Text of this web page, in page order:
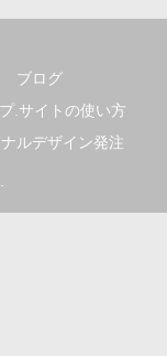
ブログ
.サイトの使い方
ルデザイン発注